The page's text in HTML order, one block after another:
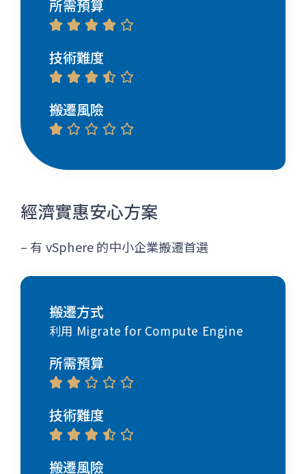
所需預算
    
技術難度
    
搬遷風險
    
經濟實惠安心方案
– 有 vSphere 的中小企業搬遷首選
搬遷方式
利用 Migrate for Compute Engine
所需預算
    
技術難度
    
搬遷風險